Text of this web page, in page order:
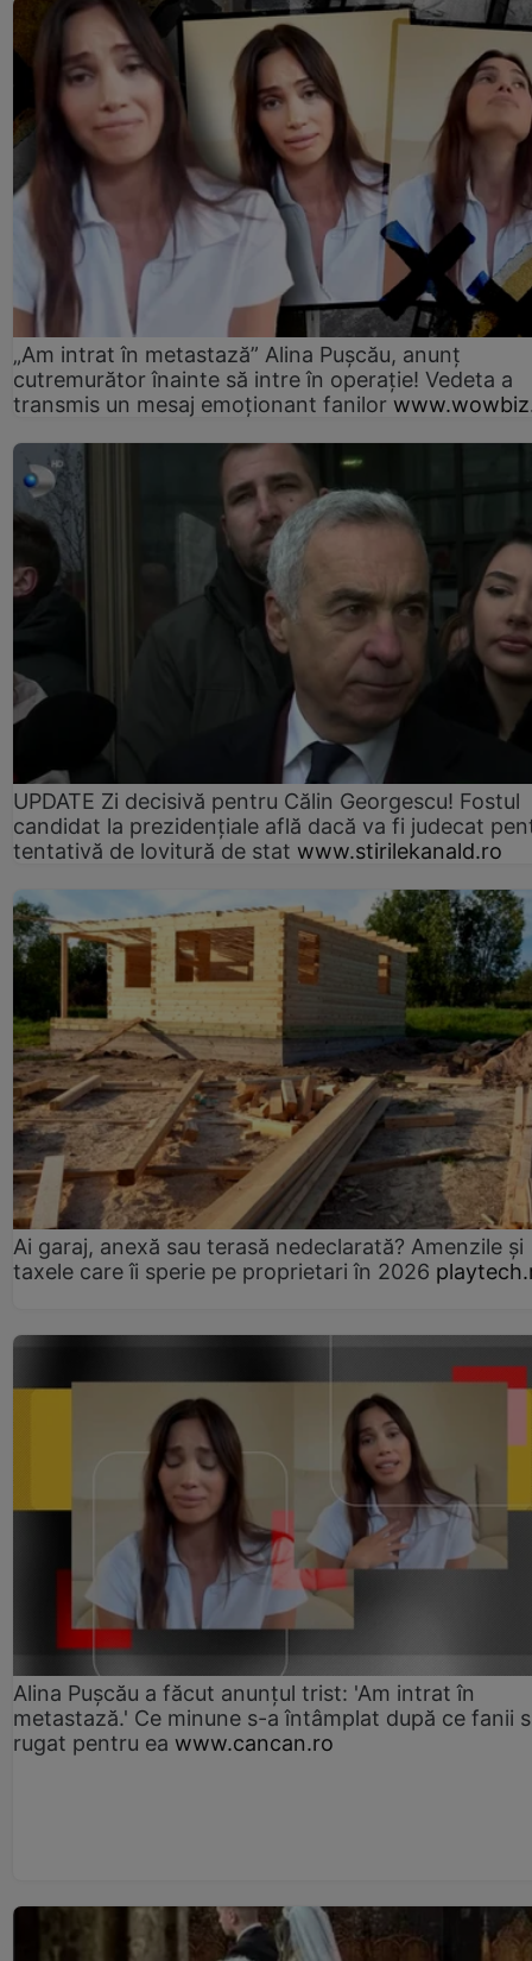
„Am intrat în metastază” Alina Pușcău, anunț
cutremurător înainte să intre în operație! Vedeta a
transmis un mesaj emoționant fanilor
UPDATE Zi decisivă pentru Călin Georgescu! Fostul
candidat la prezidențiale află dacă va fi judecat
tentativă de lovitură de stat www.stirilekanald.ro
Ai garaj, anexă sau terasă nedeclarată? Amenzile și
taxele care îi sperie pe proprietari în 2026
Alina Pușcău a făcut anunțul trist: 'Am intrat în
metastază.' Ce minune s-a întâmplat după ce fanii
rugat pentru ea www.cancan.ro